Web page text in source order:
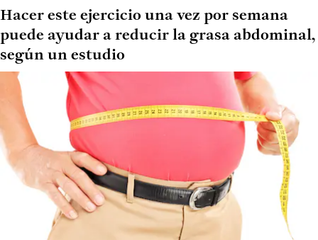
Hacer este ejercicio una vez por semana
puede ayudar a reducir la grasa abdominal,
según un estudio